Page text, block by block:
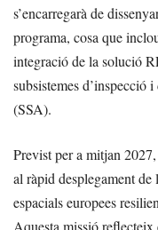
s’encarregarà de
programa, cosa que
integració de la solució
subsistemes d’inspecció
(SSA).
Previst per a mitjan
al ràpid desplegament
espacials europees